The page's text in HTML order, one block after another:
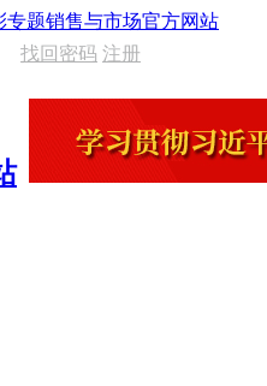
专题销售与市场官方网站
找回密码 注册